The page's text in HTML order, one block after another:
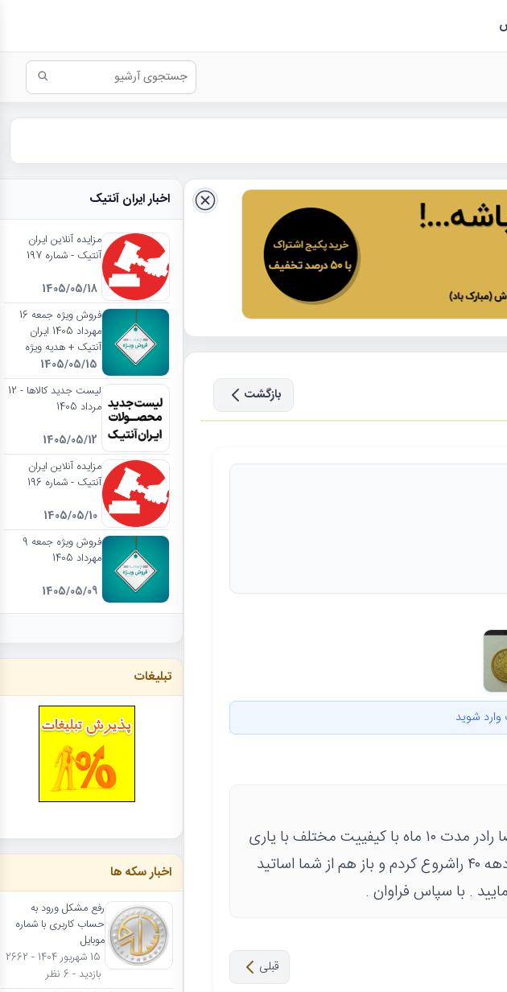
بازگشت
وارد شوید
نظر به اینکه سکه های پنجاه دیناری دهه ۳۰ محمد رضا رادر مدت ۱۰ ماه با کیفییت مختلف با یاری
شما عزیزیان کامل نمودم لذا جمع آوری پنجاهدیناری دهه ۴۰ راشروع کردم و باز هم از شما اساتید
. با سپاس فراوان .
قبلی
اخبار ایران آنتیک
مزایده آنلاین ایران
آنتیک - شماره 197
1405/05/18
فروش ویژه جمعه 16
مهرداد 1405 ایران
آنتیک + هدیه ویژه
1405/05/15
لیست جدید کالاها - 12
مرداد 1405
1405/05/12
مزایده آنلاین ایران
آنتیک - شماره 196
1405/05/10
فروش ویژه جمعه 9
مهرداد 1405
1405/05/09
تبلیغات
اخبار سکه ها
رفع مشکل ورود به
حساب کاربری با شماره
موبایل
15 شهریور 1404 - 2662
بازدید - 6 نظر